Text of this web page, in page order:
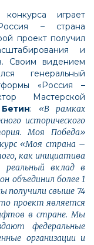
играет
– страна
проект получил
и
Своим видением
генеральный
«Россия –
Мастерской
: «В рамках
исторического
Моя Победа»
«Моя страна –
как инициатива
реальный вклад в
объединил более 1
получили свыше 74
проект является
в стране. Мы
федеральные
организации и